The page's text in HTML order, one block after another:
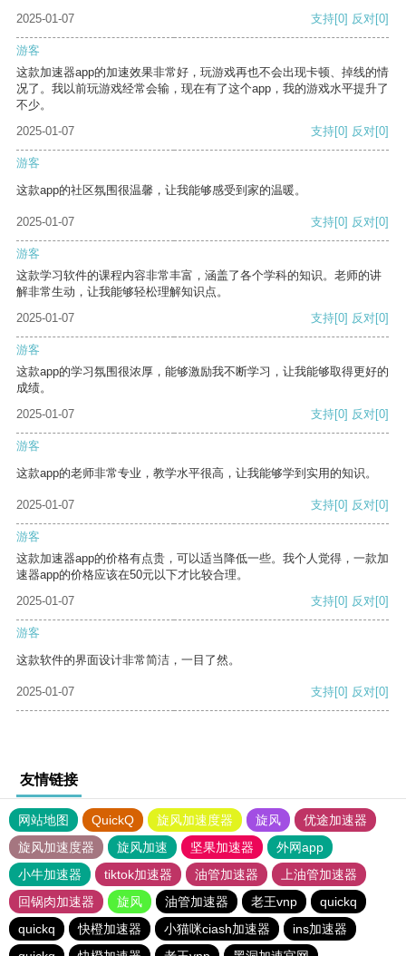
2025-01-07 支持[0] 反对[0]
游客
这款加速器app的加速效果非常好，玩游戏再也不会出现卡顿、掉线的情
况了。我以前玩游戏经常会输，现在有了这个app，我的游戏水平提升了
不少。
2025-01-07
支持[0] 反对[0]
游客
这款app的社区氛围很温馨，让我能够感受到家的温暖。
2025-01-07 支持[0] 反对[0]
游客
这款学习软件的课程内容非常丰富，涵盖了各个学科的知识。老师的讲
解非常生动，让我能够轻松理解知识点。
2025-01-07
支持[0] 反对[0]
游客
这款app的学习氛围很浓厚，能够激励我不断学习，让我能够取得更好的
成绩。
2025-01-07
支持[0] 反对[0]
游客
这款app的老师非常专业，教学水平很高，让我能够学到实用的知识。
2025-01-07 支持[0] 反对[0]
游客
这款加速器app的价格有点贵，可以适当降低一些。我个人觉得，一款加
速器app的价格应该在50元以下才比较合理。
2025-01-07
支持[0] 反对[0]
游客
这款软件的界面设计非常简洁，一目了然。
2025-01-07 支持[0] 反对[0]
友情链接
网站地图 QuickQ 旋风加速度器 旋风
优途加速器
旋风加速度器
旋风加速 坚果加速器
外网app
小牛加速器
tiktok加速器 油管加速器
上油管加速器
回锅肉加速器
旋风 油管加速器 老王vnp
quickq
quickq
快橙加速器 小猫咪ciash加速器
ins加速器